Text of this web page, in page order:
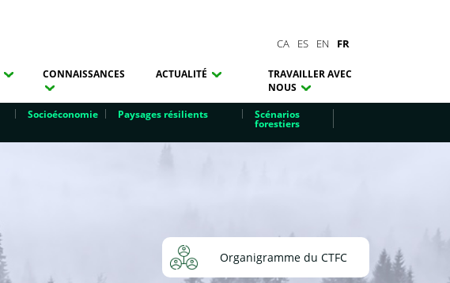
CA ES EN FR
CONNAISSANCES ACTUALITÉ
TRAVAILLER AVEC
NOUS
Socioéconomie Paysages résilients Scénarios
forestiers
Organigramme du CTFC